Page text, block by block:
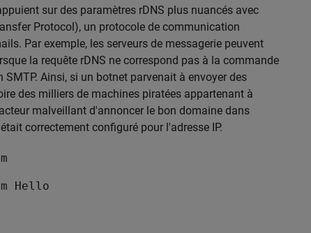
sur des paramètres rDNS plus nuancés avec
Protocol), un protocole de communication
Par exemple, les serveurs de messagerie peuvent
la requête rDNS ne correspond pas à la commande
SMTP. Ainsi, si un botnet parvenait à envoyer des
des milliers de machines piratées appartenant à
malveillant d'annoncer le bon domaine dans
correctement configuré pour l'adresse IP.
Hello